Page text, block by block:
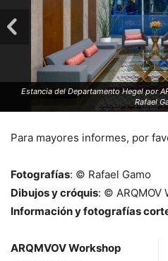
Estancia del Departamento Hegel por
Rafael
Para mayores informes, por
Fotografías: © Rafael Gamo
Dibujos y cróquis: © ARQMOV
Información y fotografías
ARQMVOV Workshop